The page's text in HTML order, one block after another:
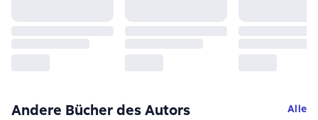
Andere Bücher des Autors Alle